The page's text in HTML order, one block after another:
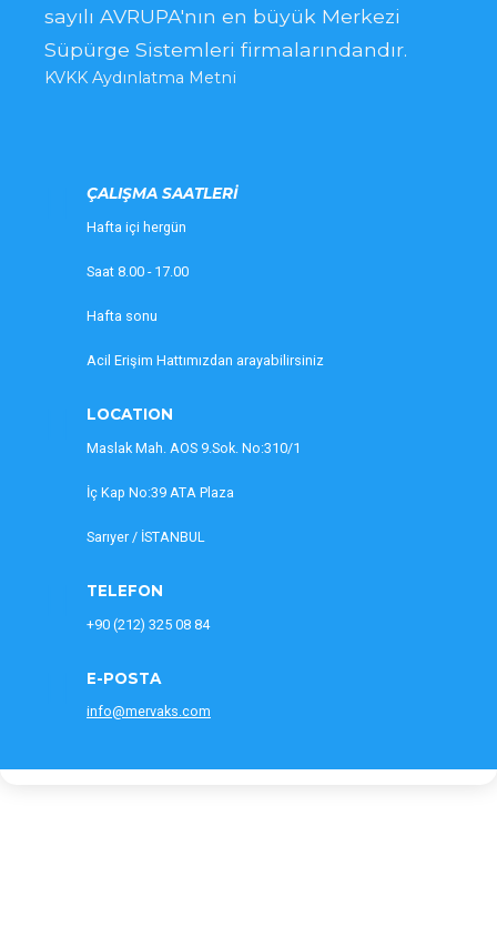
sayılı AVRUPA'nın en büyük Merkezi
Süpürge Sistemleri firmalarındandır.
KVKK Aydınlatma Metni
ÇALIŞMA SAATLERİ
Hafta içi hergün
Saat 8.00 - 17.00
Hafta sonu
Acil Erişim Hattımızdan arayabilirsiniz
LOCATION
Maslak Mah. AOS 9.Sok. No:310/1
İç Kap No:39 ATA Plaza
Sarıyer / İSTANBUL
TELEFON
+90 (212) 325 08 84
E-POSTA
info@mervaks.com